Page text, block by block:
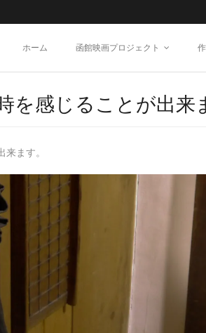
ホーム 函館映画プロジェクト
を感じることが出来
ます。